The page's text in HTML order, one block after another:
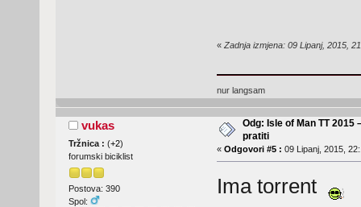
« Zadnja izmjena: 09 Lipanj, 2015,
nur langsam
vukas
Tržnica : (+2)
forumski biciklist
Postova: 390
Spol:
Odg: Isle of Man TT 2015
pratiti
« Odgovori #5 : 09 Lipanj, 2015,
Ima torrent